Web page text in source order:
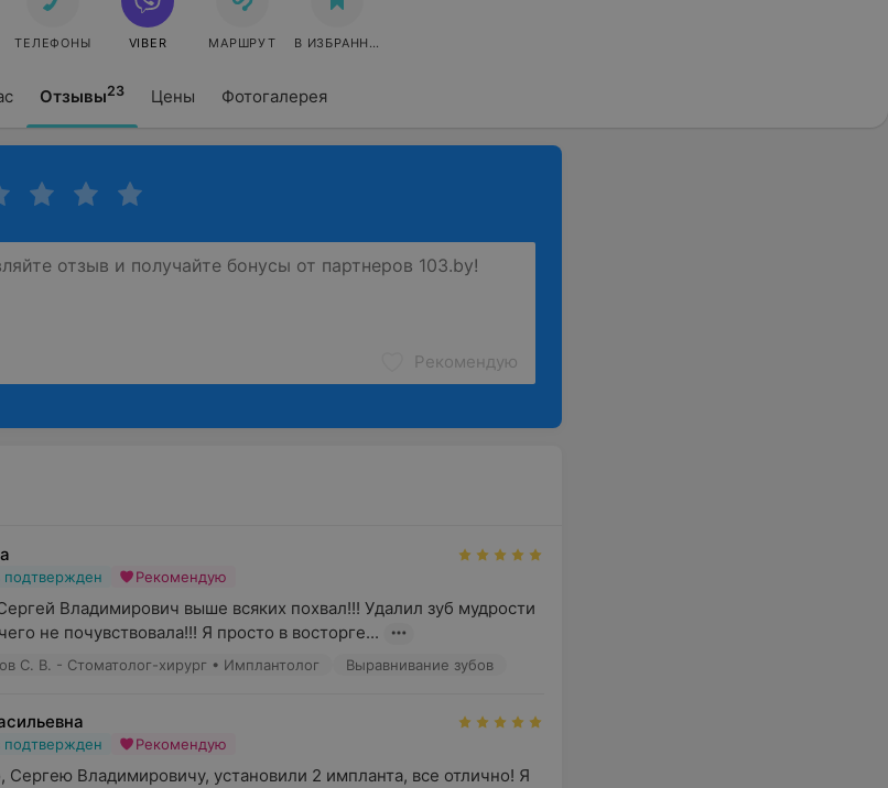
Отзывы23 Цены Фотогалерея
ТЕЛЕФОНЫ VIBER МАРШРУТ В ИЗБРАННОЕ
Рекомендую
подтвержден Рекомендую
Владимирович выше всяких похвал!!! Удалил зуб мудрости
не почувствовала!!! Я просто в восторге...
С. В. - Стоматолог-хирург • Имплантолог Выравнивание зубов
подтвержден Рекомендую
Сергею Владимировичу, установили 2 импланта, все отлично! Я